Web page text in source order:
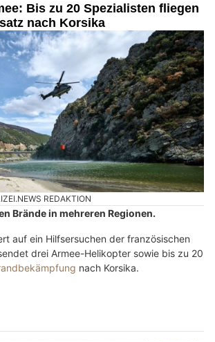
Bis zu 20 Spezialisten fliegen
nach Korsika
REDAKTION
Brände in mehreren Regionen.
auf ein Hilfsersuchen der französischen
drei Armee-Helikopter sowie bis zu 20
nach Korsika.